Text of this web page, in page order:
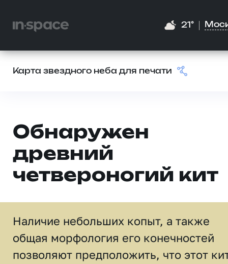
21°
Карта звездного неба для печати
Обнаружен
древний
четвероногий кит
Наличие небольших копыт, а также
общая морфология его конечностей
позволяют предположить, что этот